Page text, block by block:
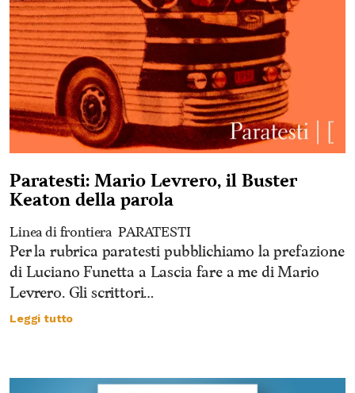
Paratesti: Mario Levrero, il Buster
Keaton della parola
Linea di frontiera PARATESTI
Per la rubrica paratesti pubblichiamo la prefazione
di Luciano Funetta a Lascia fare a me di Mario
Levrero. Gli scrittori…
Leggi tutto